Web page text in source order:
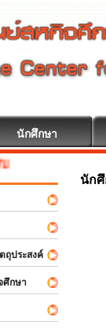
นักศึกษา
ประสงค์
ศึกษา
นัก